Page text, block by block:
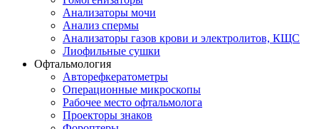
Анализаторы мочи
Анализ спермы
Анализаторы газов крови и электролитов, КЩС
Лиофильные сушки
Офтальмология
Авторефкератометры
Операционные микроскопы
Рабочее место офтальмолога
Проекторы знаков